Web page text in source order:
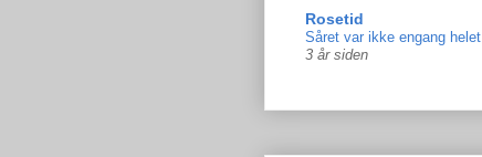
Rosetid
Såret var ikke engang helet
3 år siden